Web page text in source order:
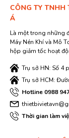
CÔNG TY TNHH
Á
Là một trong những
Máy Nén Khí và Mô
hộp giảm tốc hoạt
Trụ sở HN: Số 4
Trụ sở HCM:
Hotline 0988
Thời gian làm